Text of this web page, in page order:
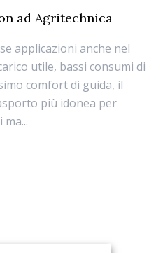
ad Agritechnica
applicazioni anche nel
utile, bassi consumi di
comfort di guida, il
più idonea per